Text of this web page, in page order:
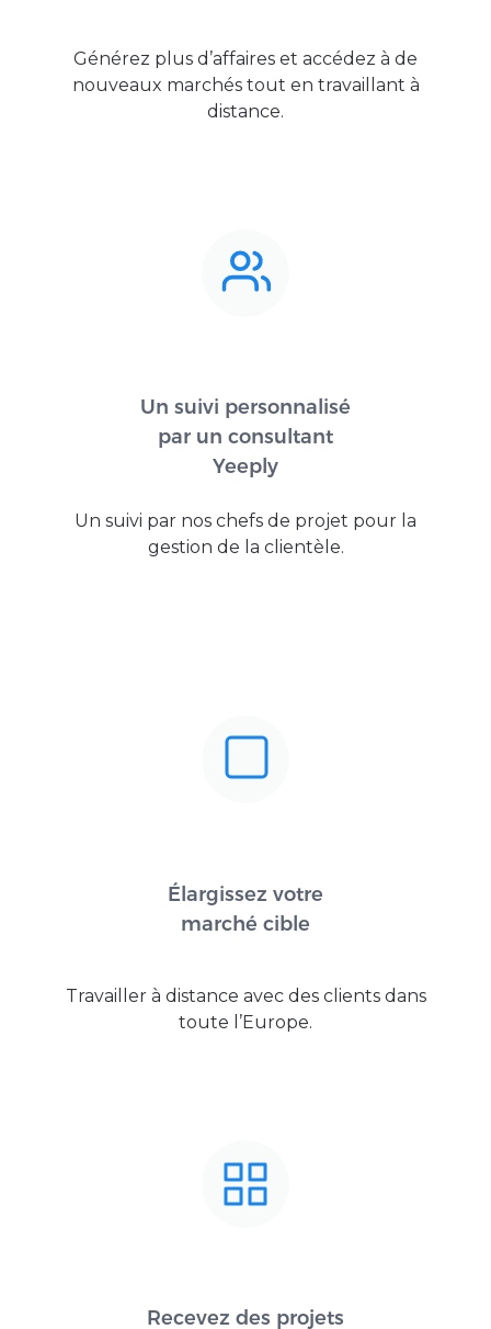
Générez plus d’affaires et accédez à de
nouveaux marchés tout en travaillant à
distance.
Un suivi personnalisé
par un consultant
Yeeply
Un suivi par nos chefs de projet pour la
gestion de la clientèle.
Élargissez votre
marché cible
Travailler à distance avec des clients dans
toute l’Europe.
Recevez des projets